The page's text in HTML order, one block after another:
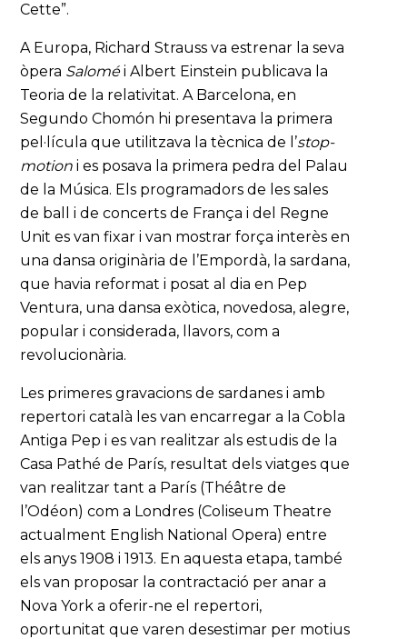
Cette”.
A Europa, Richard Strauss va estrenar la seva
òpera Saloméi Albert Einstein publicava la
Teoria de la relativitat. A Barcelona, en
Segundo Chomón hi presentava la primera
pel·lícula que utilitzava la tècnica de l’stop-
motion i es posava la primera pedra del Palau
de la Música. Els programadors de les sales
de ball i de concerts de França i del Regne
Unit es van fixar i van mostrar força interès en
una dansa originària de l’Empordà, la sardana,
que havia reformat i posat al dia en Pep
Ventura, una dansa exòtica, novedosa, alegre,
popular i considerada, llavors, com a
revolucionària.
Les primeres gravacions de sardanes i amb
repertori català les van encarregar a la Cobla
Antiga Pep i es van realitzar als estudis de la
Casa Pathé de París, resultat dels viatges que
van realitzar tant a París (Théâtre de
l’Odéon) com a Londres (Coliseum Theatre
actualment English National Opera) entre
els anys 1908 i 1913. En aquesta etapa, també
els van proposar la contractació per anar a
Nova York a oferir-ne el repertori,
oportunitat que varen desestimar per motius